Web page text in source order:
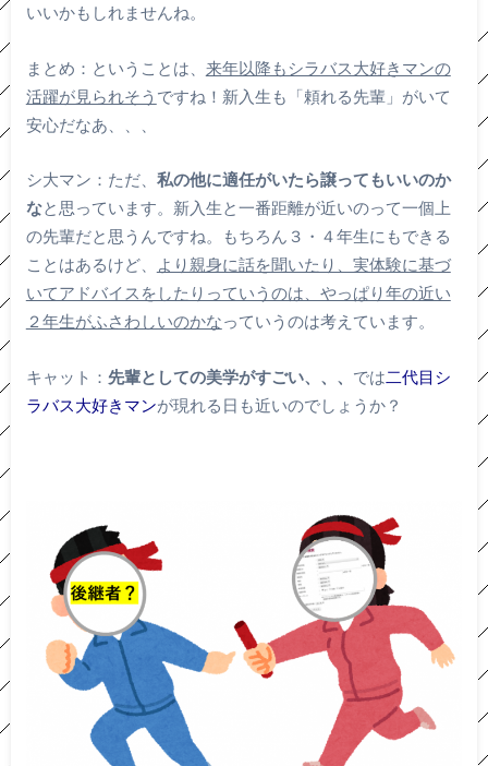
いいかもしれませんね。
まとめ：ということは、 来年以降もシラバス大好きマンの
活躍が見られそう ですね！新入生も「頼れる先輩」がいて
安心だなあ、、、
シ大マン：ただ、 私の他に適任がいたら譲ってもいいのか
なと思っています。新入生と一番距離が近いのって一個上
の先輩だと思うんですね。もちろん３・４年生にもできる
ことはあるけど、
より親身に話を聞いたり、実体験に基づ
いてアドバイスをしたりっていうのは、やっぱり年の近い
２年生がふさわしいのかなっていうのは考えています。
キャット： 先輩としての美学がすごい、、、 では二代目シ
ラバス大好きマンが現れる日も近いのでしょうか？